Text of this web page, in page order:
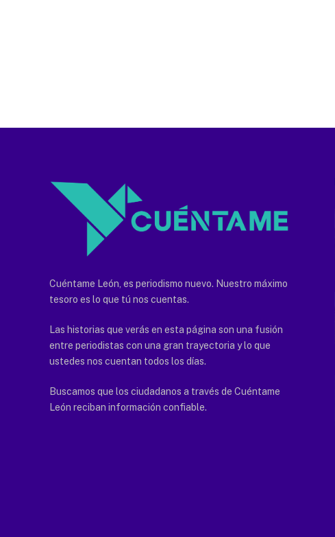
Cuéntame León, es periodismo nuevo. Nuestro máximo
tesoro es lo que tú nos cuentas.
Las historias que verás en esta página son una fusión
entre periodistas con una gran trayectoria y lo que
ustedes nos cuentan todos los días.
Buscamos que los ciudadanos a través de Cuéntame
León reciban información confiable.